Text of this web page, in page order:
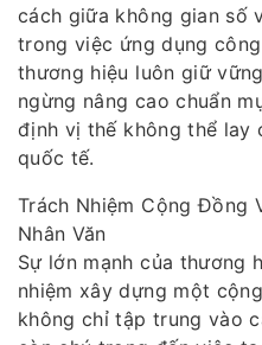
cách giữa không gian số
trong việc ứng dụng
thương hiệu luôn giữ
ngừng nâng cao chuẩn
định vị thế không thể lay
quốc tế.
Trách Nhiệm Cộng Đồng
Nhân Văn
Sự lớn mạnh của thương
nhiệm xây dựng một
không chỉ tập trung vào